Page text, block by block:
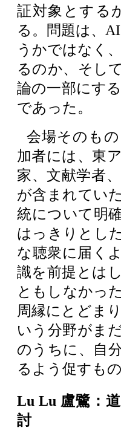
証対象とする
る。問題は、
うかではなく
るのか、そし
論の一部にす
であった。
会場そのも
加者には、東
家、文献学者
が含まれてい
統について明
はっきりとし
な聴衆に届く
識を前提とは
ともしなかっ
周縁にとどま
いう分野がま
のうちに、自
るよう促すも
Lu Lu 盧鷺：
討